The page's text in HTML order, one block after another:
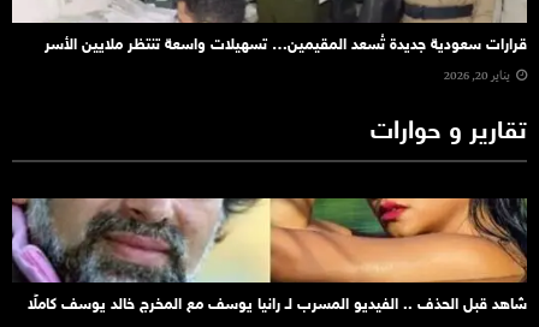
قرارات سعودية جديدة تُسعد المقيمين… تسهيلات واسعة تنتظر ملايين الأسر
يناير 20, 2026
تقارير و حوارات
شاهد قبل الحذف .. الفيديو المسرب لـ رانيا يوسف مع المخرج خالد يوسف كاملًا